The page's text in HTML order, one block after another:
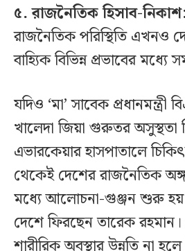
৫. রাজনৈতিক হিসাব-
রাজনৈতিক পরিস্থিতি এখনও
বাহ্যিক বিভিন্ন প্রভাবের মধ্যে
যদিও ‘মা’ সাবেক প্রধানমন্ত্রী
খালেদা জিয়া গুরুতর অসুস্থতা
এভারকেয়ার হাসপাতালে
থেকেই দেশের রাজনৈতিক
মধ্যে আলোচনা-গুঞ্জন শুরু
দেশে ফিরছেন তারেক